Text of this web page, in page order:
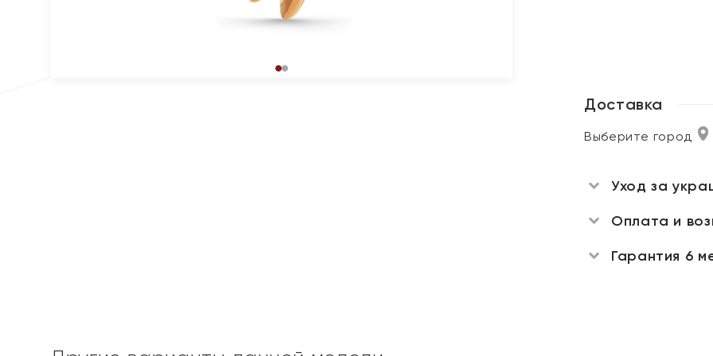
Доставка
Выберите город
Уход за
Оплата и
Гарантия 6